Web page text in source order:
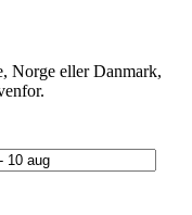
Norge eller Danmark,